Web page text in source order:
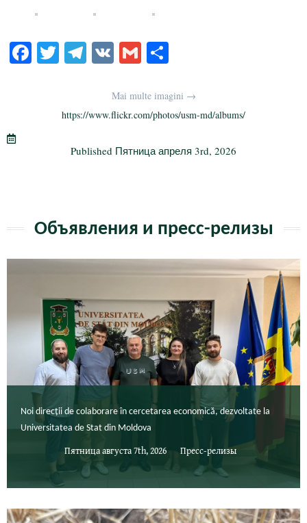
Fa T
r
Te
a
m
V G
ailр
а
и
Mai multe imagini →
https://www.flickr.com/photos/usm-md/albums/
Published Пятница апреля 3rd, 2026
Объявления и пресс-релизы
Noi direcții de colaborare în cercetarea economică, dezvoltate la
Universitatea de Stat din Moldova
Пятница августа 7th, 2026 Пресс-релизы